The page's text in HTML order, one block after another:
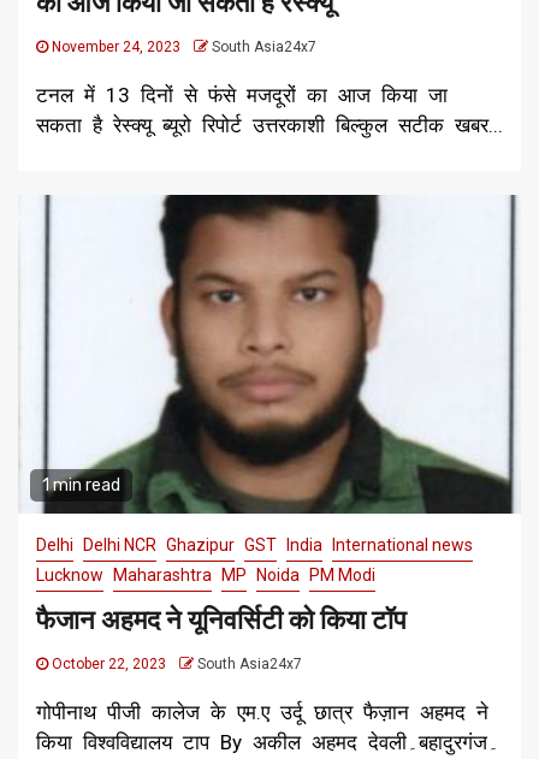
November 24, 2023 South Asia24x7
टनल में 13 दिनों से फंसे मजदूरों का आज किया जा
सकता है रेस्क्यू ब्यूरो रिपोर्ट उत्तरकाशी बिल्कुल सटीक खबर...
1 min read
Delhi Delhi NCR Ghazipur GST India
International news
Lucknow
Maharashtra MP Noida PM Modi
फैजान अहमद ने यूनिवर्सिटी को किया टॉप
October 22, 2023 South Asia24x7
गोपीनाथ पीजी कालेज के एम.ए उर्दू छात्र फैज़ान अहमद ने
किया विश्वविद्यालय टाप By अकील अहमद देवली۔बहादुरगंज۔